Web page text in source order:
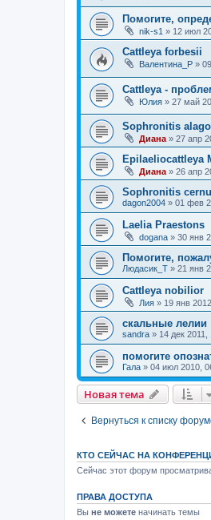
Помогите,
nik-s1 » 12 июл
Cattleya forbesii
Валентина_Р »
Cattleya -
Юлия » 27 май
Sophronitis
Диана» 27 апр
Epilaeliocattleya
Диана» 26 апр
Sophronitis
dagon2004 » 01 фев
Laelia Praestons
dogana » 30 янв
Помогите,
Людасик_Т » 21 янв
Cattleya nobilior
Лия » 19 янв
скальные лелии
sandra » 14 дек 2011,
помогите
Гала » 04 июл 2010,
Новая тема
Вернуться к списку
КТО СЕЙЧАС НА
Сейчас этот форум
ПРАВА ДОСТУПА
Вы не можете начинать темы